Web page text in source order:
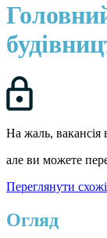
На жаль, вакансія
але ви можете
Переглянути схожі
Огляд